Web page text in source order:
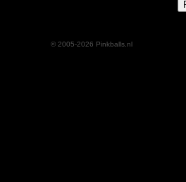
© 2005-2026 Pinkballs.nl